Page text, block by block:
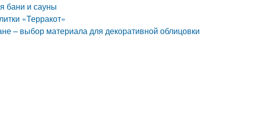
бани и сауны
«Терракот»
– выбор материала для декоративной облицовки